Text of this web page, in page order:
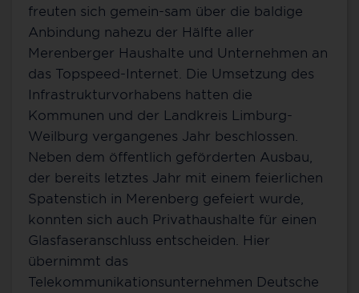
freuten sich gemein-sam über die baldige
Anbindung nahezu der Hälfte aller
Merenberger Haushalte und Unternehmen an
das Topspeed-Internet. Die Umsetzung des
Infrastrukturvorhabens hatten die
Kommunen und der Landkreis Limburg-
Weilburg vergangenes Jahr beschlossen.
Neben dem öffentlich geförderten Ausbau,
der bereits letztes Jahr mit einem feierlichen
Spatenstich in Merenberg gefeiert wurde,
konnten sich auch Privathaushalte für einen
Glasfaseranschluss entscheiden. Hier
übernimmt das
Telekommunikationsunternehmen Deutsche